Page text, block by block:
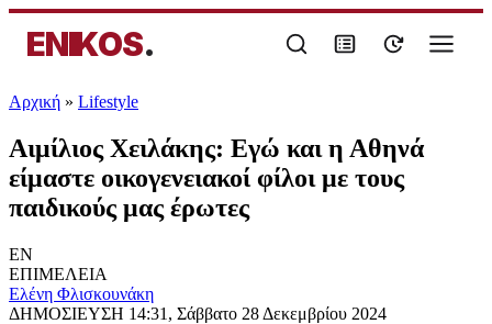
ENIKOS.
Αρχική » Lifestyle
Αιμίλιος Χειλάκης: Εγώ και η Αθηνά
είμαστε οικογενειακοί φίλοι με τους
παιδικούς μας έρωτες
EN
ΕΠΙΜΕΛΕΙΑ
Ελένη Φλισκουνάκη
ΔΗΜΟΣΙΕΥΣΗ 14:31, Σάββατο 28 Δεκεμβρίου 2024